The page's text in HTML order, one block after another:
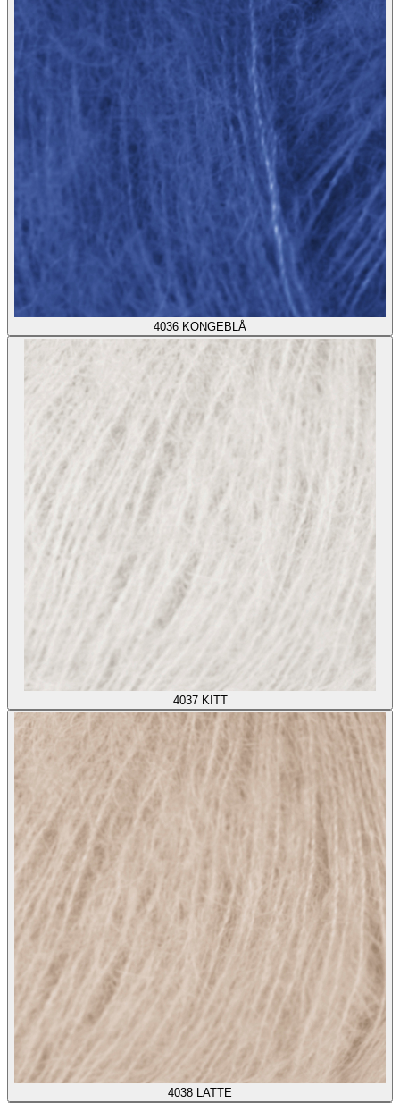
4036 KONGEBLÅ
4037 KITT
4038 LATTE